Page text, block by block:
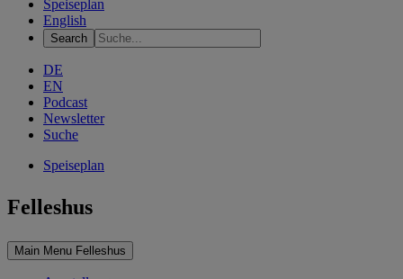
Speiseplan
English
DE
EN
Podcast
Newsletter
Suche
Speiseplan
Felleshus
Main Menu Felleshus